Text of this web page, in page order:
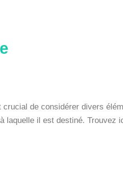
crucial de considérer divers
laquelle il est destiné. Trouvez